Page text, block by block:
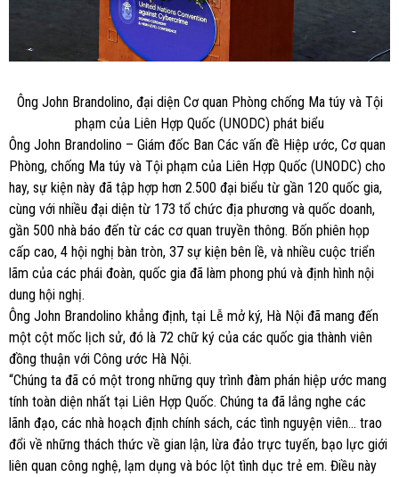
Ông John Brandolino, đại diện Cơ quan Phòng chống Ma túy và Tội
phạm của Liên Hợp Quốc (UNODC) phát biểu
Ông John Brandolino – Giám đốc Ban Các vấn đề Hiệp ước, Cơ quan
Phòng, chống Ma túy và Tội phạm của Liên Hợp Quốc (UNODC) cho
hay, sự kiện này đã tập hợp hơn 2.500 đại biểu từ gần 120 quốc gia,
cùng với nhiều đại diện từ 173 tổ chức địa phương và quốc doanh,
gần 500 nhà báo đến từ các cơ quan truyền thông. Bốn phiên họp
cấp cao, 4 hội nghị bàn tròn, 37 sự kiện bên lề, và nhiều cuộc triển
lãm của các phái đoàn, quốc gia đã làm phong phú và định hình nội
dung hội nghị.
Ông John Brandolino khẳng định, tại Lễ mở ký, Hà Nội đã mang đến
một cột mốc lịch sử, đó là 72 chữ ký của các quốc gia thành viên
đồng thuận với Công ước Hà Nội.
“Chúng ta đã có một trong những quy trình đàm phán hiệp ước mang
tính toàn diện nhất tại Liên Hợp Quốc. Chúng ta đã lắng nghe các
lãnh đạo, các nhà hoạch định chính sách, các tình nguyện viên… trao
đổi về những thách thức về gian lận, lừa đảo trực tuyến, bạo lực giới
liên quan công nghệ, lạm dụng và bóc lột tình dục trẻ em. Điều này